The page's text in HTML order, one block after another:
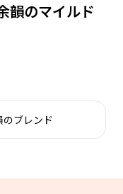
韻のマイルド
ブレンド